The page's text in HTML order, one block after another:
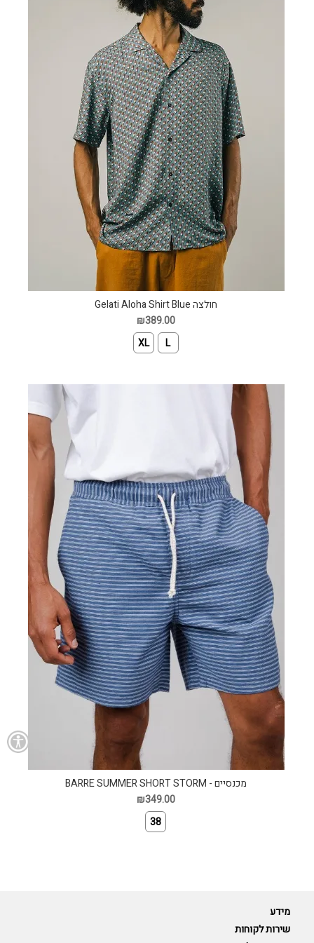
חולצה Gelati Aloha Shirt Blue
₪389.00
L
XL
מכנסיים - BARRE SUMMER SHORT STORM
₪349.00
38
מידע
שירות לקוחות